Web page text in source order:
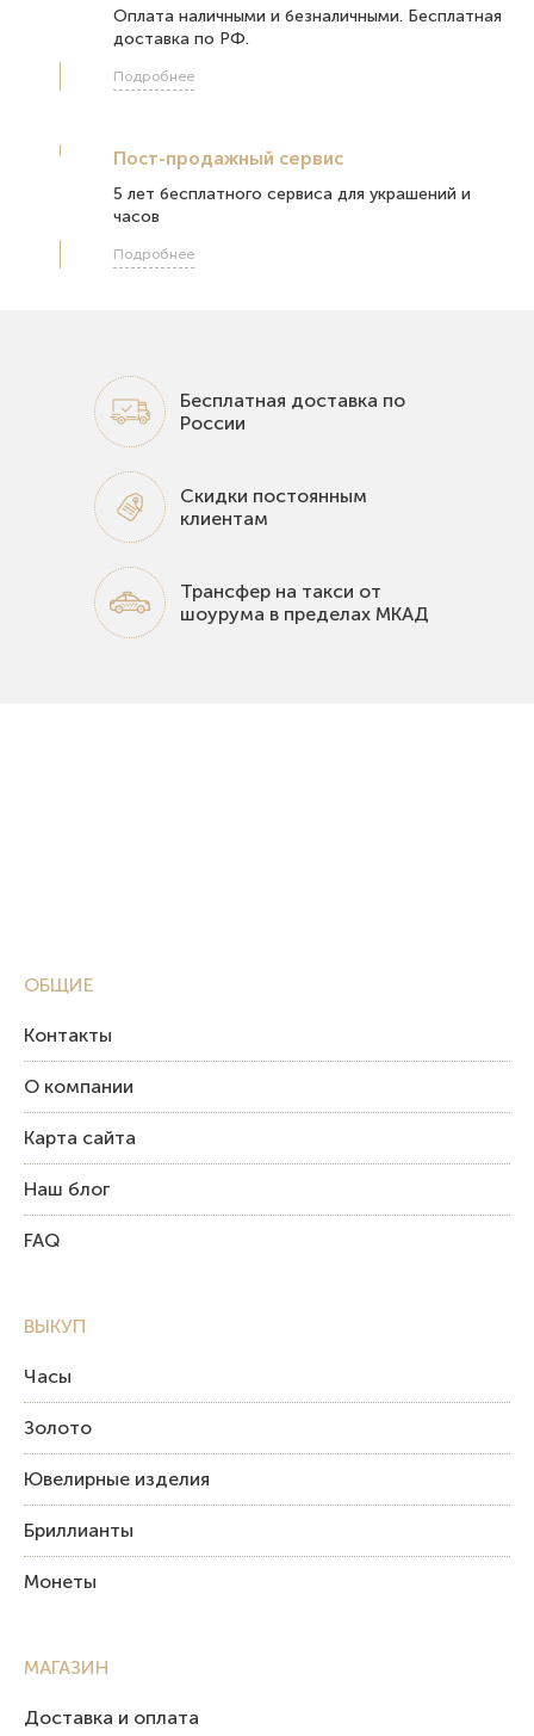
Оплата наличными и безналичными. Бесплатная
доставка по РФ.
Подробнее
Пост-продажный сервис
5 лет бесплатного сервиса для украшений и
часов
Подробнее
Бесплатная доставка по
России
Скидки постоянным
клиентам
Трансфер на такси от
шоурума в пределах МКАД
ОБЩИЕ
Контакты
О компании
Карта сайта
Наш блог
FAQ
ВЫКУП
Часы
Золото
Ювелирные изделия
Бриллианты
Монеты
МАГАЗИН
Доставка и оплата